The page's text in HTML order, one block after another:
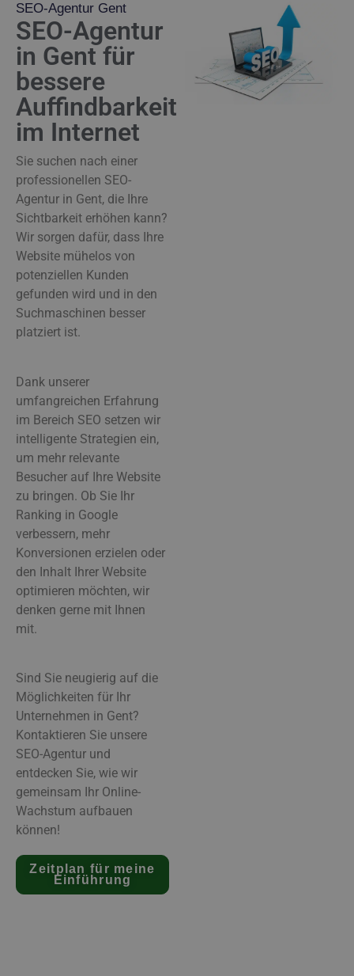
SEO-Agentur Gent
SEO-Agentur
in Gent für
bessere
Auffindbarkeit
im Internet
Sie suchen nach einer
professionellen SEO-
Agentur in Gent, die Ihre
Sichtbarkeit erhöhen kann?
Wir sorgen dafür, dass Ihre
Website mühelos von
potenziellen Kunden
gefunden wird und in den
Suchmaschinen besser
platziert ist.
Dank unserer
umfangreichen Erfahrung
im Bereich SEO setzen wir
intelligente Strategien ein,
um mehr relevante
Besucher auf Ihre Website
zu bringen. Ob Sie Ihr
Ranking in Google
verbessern, mehr
Konversionen erzielen oder
den Inhalt Ihrer Website
optimieren möchten, wir
denken gerne mit Ihnen
mit.
Sind Sie neugierig auf die
Möglichkeiten für Ihr
Unternehmen in Gent?
Kontaktieren Sie unsere
SEO-Agentur und
entdecken Sie, wie wir
gemeinsam Ihr Online-
Wachstum aufbauen
können!
Zeitplan für meine
Einführung